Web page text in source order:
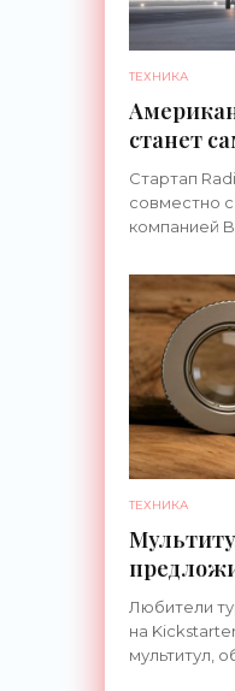
ТЕХНИКА
станет
мире
Стартап
совместно
компанией
большого в
самолета
перевозить
ТЕХНИКА
и 10
Любители
на
мультитул,